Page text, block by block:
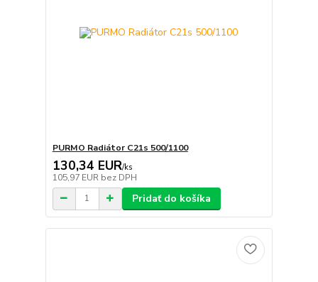
PURMO Radiátor C21s 500/1100
130,34 EUR/ks
105,97 EUR bez DPH
Pridať do košíka